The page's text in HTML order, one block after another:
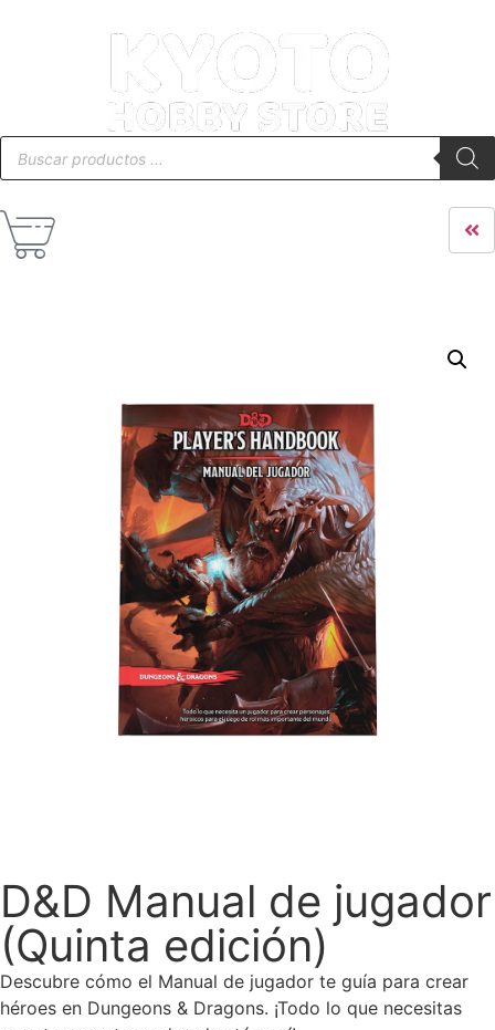
D&D Manual de jugador
(Quinta edición)
Descubre cómo el Manual de jugador te guía para crear
héroes en Dungeons & Dragons. ¡Todo lo que necesitas